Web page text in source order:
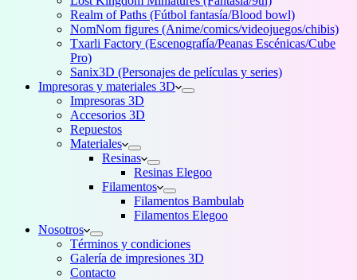
Realm of Paths (Fútbol fantasía/Blood bowl)
NomNom figures (Anime/comics/videojuegos/chibis)
Txarli Factory (Escenografía/Peanas Escénicas/Cube
Pro)
Sanix3D (Personajes de películas y series)
Impresoras y materiales 3D
Impresoras 3D
Accesorios 3D
Repuestos
Materiales
Resinas
Resinas Elegoo
Filamentos
Filamentos Bambulab
Filamentos Elegoo
Nosotros
Términos y condiciones
Galería de impresiones 3D
Contacto